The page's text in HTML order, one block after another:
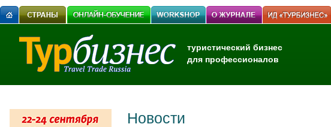
туристический бизнес
для профессионалов
Новости